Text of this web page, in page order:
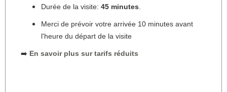
Durée de la visite: 45 minutes.
Merci de prévoir votre arrivée 10 minutes avant
l'heure du départ de la visite
➡️ En savoir plus sur tarifs réduits